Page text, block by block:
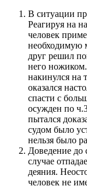
В ситуации
Реагируя на
человек
необходимую
друг решил
него
накинулся на
оказался
спасти с
осужден по
пытался
судом было
нельзя было
Доведение до
случае
деяния.
человек не